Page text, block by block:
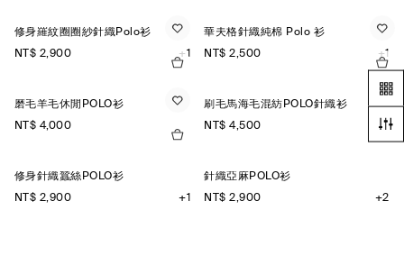
修身羅紋圈圈紗針織Polo衫
NT$ 2,900
+1
華夫格針織純棉 Polo 衫
NT$ 2,500
+1
磨毛羊毛休閒POLO衫
NT$ 4,000
刷毛馬海毛混紡POLO針織衫
NT$ 4,500
修身針織蠶絲POLO衫
NT$ 2,900
+1
針織亞麻POLO衫
NT$ 2,900
+2